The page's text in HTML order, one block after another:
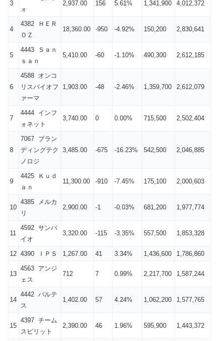
3
ォ
2,937.00 156 5.61% 1,341,900 4,012,372
4
4382 ＨＥＲ
ＯＺ
18,360.00 -950 -4.92% 150,200 2,830,641
5
4443 Ｓａｎ
ｓａｎ
5,410.00 -60 -1.10% 490,300 2,612,185
6
4588 オンコ
リスバイオフ
ァーマ
1,903.00 -48 -2.46% 1,359,700 2,612,079
7
4444 インフ
ォネット
3,740.00 0 0.00% 715,500 2,502,404
8
7067 ブラン
ディングテク
ノロジ
3,485.00 -675 -16.23% 542,500 2,046,885
9
4425 Ｋｕｄ
ａｎ
11,300.00 -910 -7.45% 175,100 2,000,603
10
4385 メルカ
リ
2,900.00 -1 -0.03% 681,200 1,977,774
11
4592 サンバ
イオ
3,320.00 -115 -3.35% 557,500 1,853,328
12 4390 ＩＰＳ 1,267.00 41 3.34% 1,436,600 1,786,860
13
4563 アンジ
ェス
712 7 0.99% 2,217,700 1,587,244
14
4442 バルテ
ス
1,402.00 57 4.24% 1,062,200 1,577,765
15
4397 チーム
スピリット
2,390.00 46 1.96% 595,900 1,443,372